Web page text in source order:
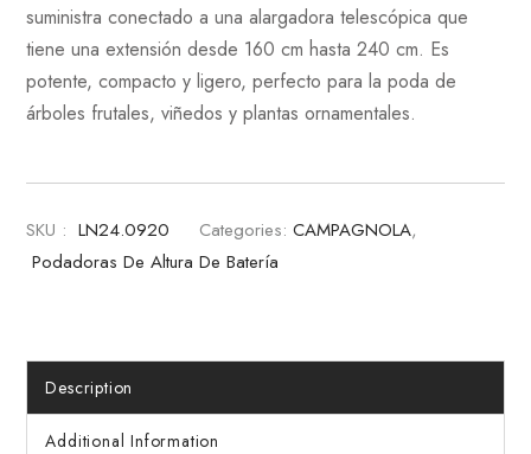
suministra conectado a una alargadora telescópica que
tiene una extensión desde 160 cm hasta 240 cm. Es
potente, compacto y ligero, perfecto para la poda de
árboles frutales, viñedos y plantas ornamentales.
SKU : LN24.0920 Categories: CAMPAGNOLA,
Podadoras De Altura De Batería
Description
Additional Information